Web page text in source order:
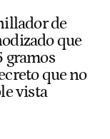
de
que
gramos
que no
vista